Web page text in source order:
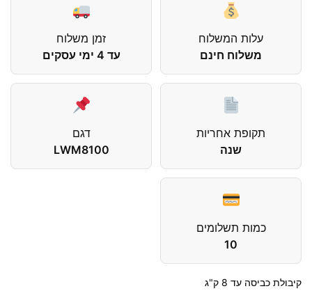
עלות המשלוח
משלוח חינם
זמן משלוח
עד 4 ימי עסקים
תקופת אחריות
שנה
דגם
LWM8100
כמות תשלומים
10
קיבולת כביסה עד 8 ק"ג